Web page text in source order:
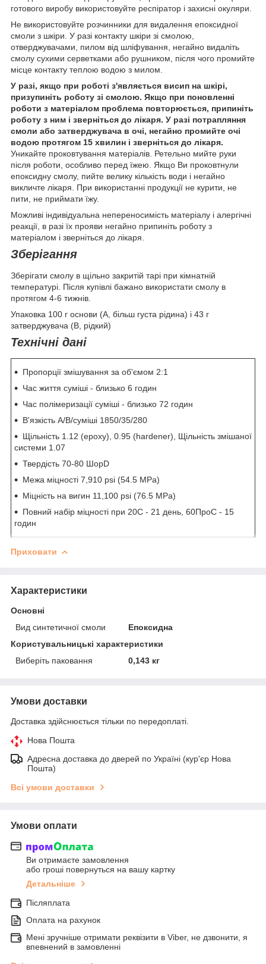
готового виробу використовуйте респіратор і захисні окуляри.
Не використовуйте розчинники для видалення епоксидної
смоли з шкіри. У разі контакту шкіри зі смолою,
отверджувачами, пилом від шліфування, негайно видаліть
смолу сухими серветками або рушником, після чого промийте
місце контакту теплою водою з милом.
У разі, якщо при роботі з'являється висип на шкірі,
призупиніть роботу зі смолою. Якщо при поновленні
роботи з матеріалом проблема повторюється, припиніть
роботу з ним і зверніться до лікаря. У разі потрапляння
смоли або затверджувача в очі, негайно промийте очі
водою протягом 15 хвилин і зверніться до лікаря.
Уникайте проковтування матеріалів. Ретельно мийте руки
після роботи, особливо перед їжею. Якщо Ви проковтнули
епоксидну смолу, пийте велику кількість води і негайно
викличте лікаря. При використанні продукції не курити, не
пити, не приймати їжу.
Можливі індивідуальна непереносимість матеріалу і алергічні
реакції, в разі їх прояви негайно припиніть роботу з
матеріалом і зверніться до лікаря.
Зберігання
Зберігати смолу в щільно закритій тарі при кімнатній
температурі. Після купівлі бажано використати смолу в
протягом 4-6 тижнів.
Упаковка 100 г основи (А, більш густа рідина) і 43 г
затверджувача (В, рідкий)
Технічні дані
Пропорції змішування за об'ємом 2:1
Час життя суміші - близько 6 годин
Час полімеризації суміші - близько 72 годин
В'язкість А/В/суміші 1850/35/280
Щільність 1.12 (epoxy), 0.95 (hardener), Щільність змішаної
системи 1.07
Твердість 70-80 ШорD
Межа міцності 7,910 psi (54.5 MPa)
Міцність на вигин 11,100 psi (76.5 MPa)
Повний набір міцності при 20С - 21 день, 60ПроС - 15
годин
Приховати
Характеристики
Основні
Вид синтетичної смоли
Епоксидна
Користувальницькі характеристики
Виберіть паковання
0,143 кг
Умови доставки
Доставка здійснюється тільки по передоплаті.
Нова Пошта
Адресна доставка до дверей по Україні (кур'єр Нова
Пошта)
Всі умови доставки
Умови оплати
Ви отримаєте замовлення
або гроші повернуться на вашу картку
Детальніше
Післяплата
Оплата на рахунок
Мені зручніше отримати реквізити в Viber, не дзвонити, я
впевнений в замовленні